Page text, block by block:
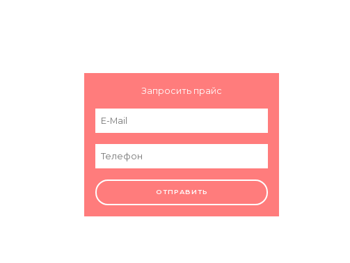
Запросить прайс
ОТПРАВИТЬ